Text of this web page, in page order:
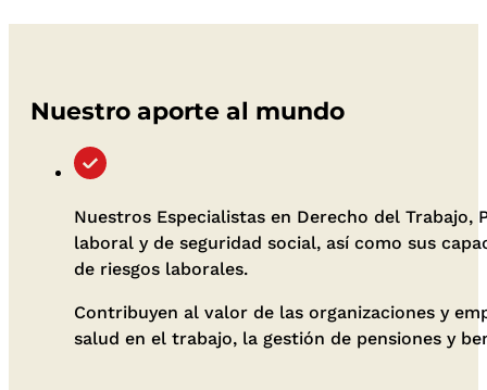
Nuestro aporte al mundo
Nuestros Especialistas en Derecho del
laboral y de seguridad social, así como sus
de riesgos laborales.
Contribuyen al valor de las organizaciones y
salud en el trabajo, la gestión de pensiones y